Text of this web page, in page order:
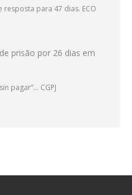
para 47 dias. ECO
prisão por 26 dias em
pagar”… CGPJ